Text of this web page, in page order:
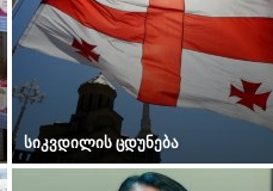
სიკვდილის ცდუნება